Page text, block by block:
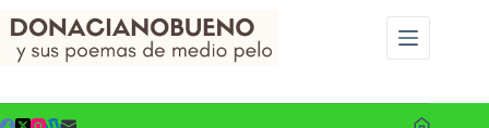
contenido